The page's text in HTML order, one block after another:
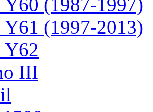
Y60 (1987-1997)
Y61 (1997-2013)
Y62
III